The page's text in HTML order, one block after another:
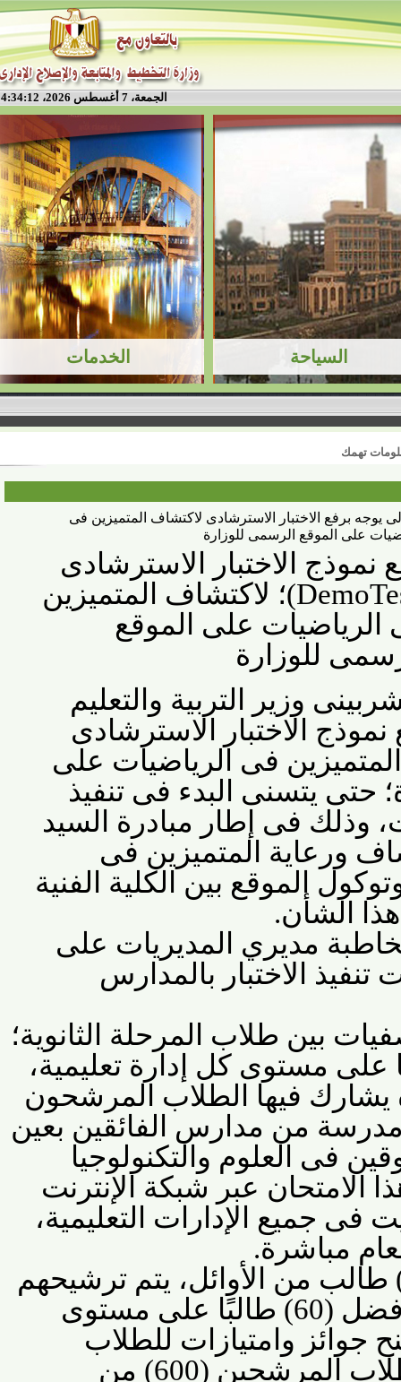
الجمعة، 7 أغسطس 2026، 4:34:12 م
تهمك
برفع الاختبار الاسترشادى لاكتشاف المتميزين فى
على الموقع الرسمى للوزارة
الاختبار الاسترشادى
؛ لاكتشاف المتميزين
على الموقع
للوزارة
وزير التربية والتعليم
الاختبار الاسترشادى
فى الرياضيات على
يتسنى البدء فى تنفيذ
وذلك فى إطار مبادرة السيد
ورعاية المتميزين فى
الموقع بين الكلية الفنية
الشأن.
مديري المديريات على
الاختبار بالمدارس
بين طلاب المرحلة الثانوية؛
مستوى كل إدارة تعليمية،
فيها الطلاب المرشحون
من مدارس الفائقين بعين
العلوم والتكنولوجيا
عبر شبكة الإنترنت
جميع الإدارات التعليمية،
مباشرة.
اختيار عدد (600) طالب من الأوائل، يتم ترشيحهم
للمرحلة الثانية لاختيار أفضل (60) طالبًا على مستوى
وامتيازات للطلاب
الأوائل وكذلك جميع الطلاب المرشحين (600) من